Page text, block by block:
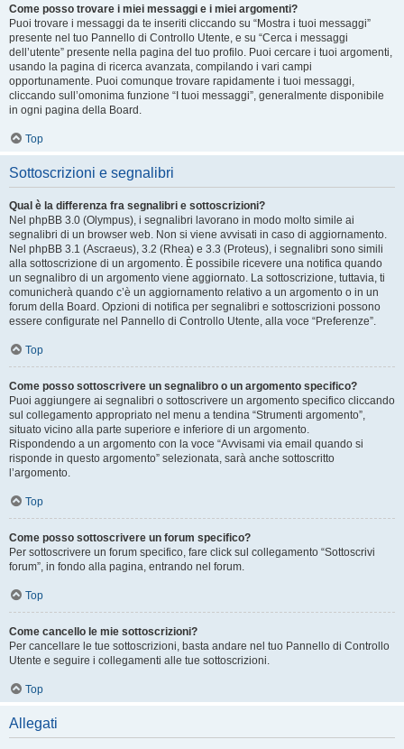
Come posso trovare i miei messaggi e i miei argomenti?
Puoi trovare i messaggi da te inseriti cliccando su “Mostra i tuoi messaggi”
presente nel tuo Pannello di Controllo Utente, e su “Cerca i messaggi
dell’utente” presente nella pagina del tuo profilo. Puoi cercare i tuoi argomenti,
usando la pagina di ricerca avanzata, compilando i vari campi
opportunamente. Puoi comunque trovare rapidamente i tuoi messaggi,
cliccando sull’omonima funzione “I tuoi messaggi”, generalmente disponibile
in ogni pagina della Board.
Top
Sottoscrizioni e segnalibri
Qual è la differenza fra segnalibri e sottoscrizioni?
Nel phpBB 3.0 (Olympus), i segnalibri lavorano in modo molto simile ai
segnalibri di un browser web. Non si viene avvisati in caso di aggiornamento.
Nel phpBB 3.1 (Ascraeus), 3.2 (Rhea) e 3.3 (Proteus), i segnalibri sono simili
alla sottoscrizione di un argomento. È possibile ricevere una notifica quando
un segnalibro di un argomento viene aggiornato. La sottoscrizione, tuttavia, ti
comunicherà quando c’è un aggiornamento relativo a un argomento o in un
forum della Board. Opzioni di notifica per segnalibri e sottoscrizioni possono
essere configurate nel Pannello di Controllo Utente, alla voce “Preferenze”.
Top
Come posso sottoscrivere un segnalibro o un argomento specifico?
Puoi aggiungere ai segnalibri o sottoscrivere un argomento specifico cliccando
sul collegamento appropriato nel menu a tendina “Strumenti argomento”,
situato vicino alla parte superiore e inferiore di un argomento.
Rispondendo a un argomento con la voce “Avvisami via email quando si
risponde in questo argomento” selezionata, sarà anche sottoscritto
l’argomento.
Top
Come posso sottoscrivere un forum specifico?
Per sottoscrivere un forum specifico, fare click sul collegamento “Sottoscrivi
forum”, in fondo alla pagina, entrando nel forum.
Top
Come cancello le mie sottoscrizioni?
Per cancellare le tue sottoscrizioni, basta andare nel tuo Pannello di Controllo
Utente e seguire i collegamenti alle tue sottoscrizioni.
Top
Allegati